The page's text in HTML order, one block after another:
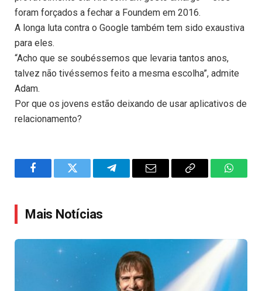
foram forçados a fechar a Foundem em 2016.
A longa luta contra o Google também tem sido exaustiva
para eles.
“Acho que se soubéssemos que levaria tantos anos,
talvez não tivéssemos feito a mesma escolha”, admite
Adam.
Por que os jovens estão deixando de usar aplicativos de
relacionamento?
FacebookTwitter TelegramEmail
Copy
Mais Notícias